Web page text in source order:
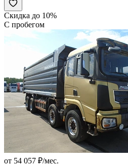
Скидка до 10%
С пробегом
от 54 057 ₽/мес.